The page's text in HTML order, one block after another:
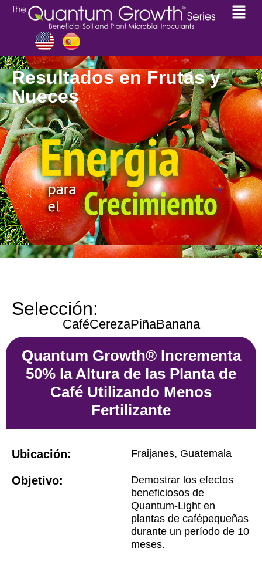
Resultados en Frutas y
Nueces
Selección:
CaféCerezaPiñaBanana
Quantum Growth® Incrementa
50% la Altura de las Planta de
Café Utilizando Menos
Fertilizante
Ubicación: Fraijanes, Guatemala
Objetivo:
Demostrar los efectos
beneficiosos de
Quantum-Light en
plantas de cafépequeñas
durante un período de 10
meses.